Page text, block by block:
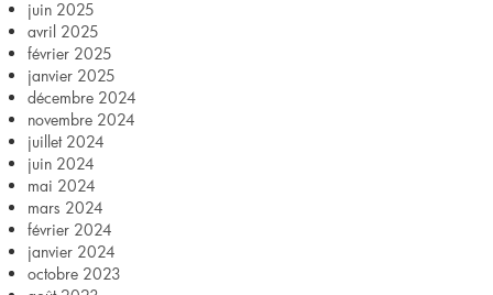
juin 2025
avril 2025
février 2025
janvier 2025
décembre 2024
novembre 2024
juillet 2024
juin 2024
mai 2024
mars 2024
février 2024
janvier 2024
octobre 2023